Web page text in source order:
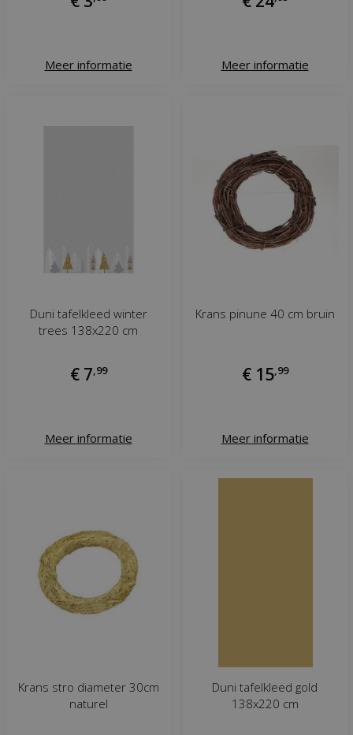
Meer informatie Meer informatie
Duni tafelkleed winter
trees 138x220 cm
€ 7 99
Meer informatie
Krans pinune 40 cm bruin
€ 15 99
Meer informatie
Krans stro diameter 30cm
naturel
Duni tafelkleed gold
138x220 cm